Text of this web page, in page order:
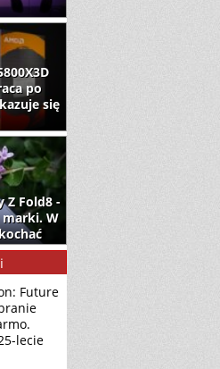
po
się
Z Fold8 -
W
Future
lecie